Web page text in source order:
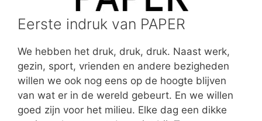
Eerste indruk van PAPER
We hebben het druk, druk, druk. Naast werk,
gezin, sport, vrienden en andere bezigheden
willen we ook nog eens op de hoogte blijven
van wat er in de wereld gebeurt. En we willen
goed zijn voor het milieu. Elke dag een dikke